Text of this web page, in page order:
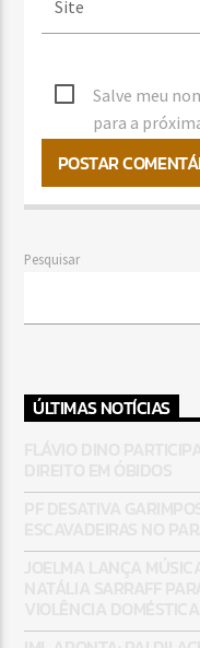
Salve meu
para a
Pesquisar
ÚLTIMAS NOTÍCIAS